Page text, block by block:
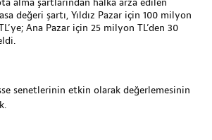
değeri şartı, Yıldız Pazar için 100 milyon
Ana Pazar için 25 milyon TL’den 30
senetlerinin etkin olarak değerlemesinin